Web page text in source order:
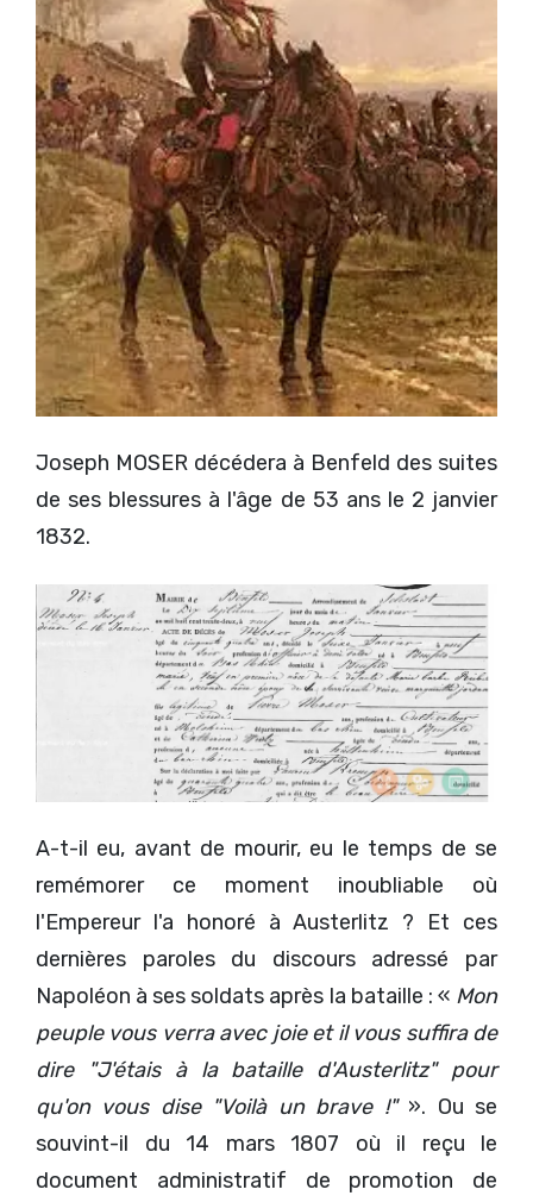
Joseph MOSER décédera à Benfeld des suites
de ses blessures à l'âge de 53 ans le 2 janvier
1832.
A-t-il eu, avant de mourir, eu le temps de se
remémorer ce moment inoubliable où
l'Empereur l'a honoré à Austerlitz ? Et ces
dernières paroles du discours adressé par
Napoléon à ses soldats après la bataille : « Mon
peuple vous verra avec joie et il vous suffira de
dire "J'étais à la bataille d'Austerlitz" pour
qu'on vous dise "Voilà un brave !" ». Ou se
souvint-il du 14 mars 1807 où il reçu le
document administratif de promotion de